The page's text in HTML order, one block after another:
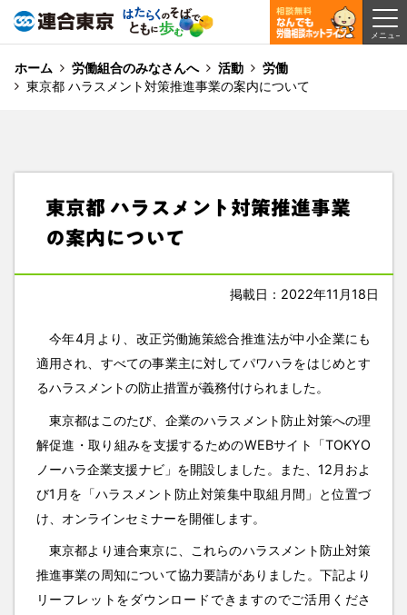
ホーム 労働組合のみなさんへ 活動
労働
東京都 ハラスメント対策推進事業の案内について
東京都 ハラスメント対策推進事業
の案内について
掲載日：2022年11月18日
今年4月より、改正労働施策総合推進法が中小企業にも
適用され、すべての事業主に対してパワハラをはじめとす
るハラスメントの防止措置が義務付けられました。
東京都はこのたび、企業のハラスメント防止対策への理
解促進・取り組みを支援するためのWEBサイト「TOKYO
ノーハラ企業支援ナビ」を開設しました。また、12月およ
び1月を「ハラスメント防止対策集中取組月間」と位置づ
け、オンラインセミナーを開催します。
東京都より連合東京に、これらのハラスメント防止対策
推進事業の周知について協力要請がありました。下記より
リーフレットをダウンロードできますのでご活用くださ